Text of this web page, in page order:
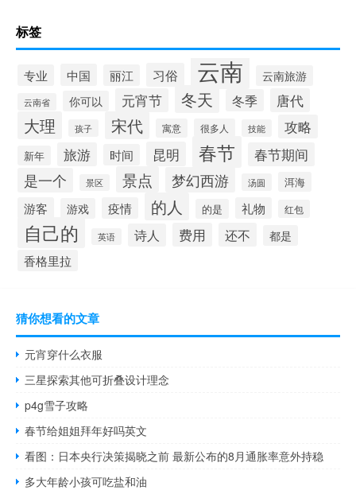
标签
专业 中国 丽江 习俗 云南 云南旅游
云南省 你可以 元宵节 冬天 冬季 唐代
大理 孩子 宋代 寓意 很多人 技能 攻略
新年 旅游 时间 昆明 春节 春节期间
是一个 景区 景点 梦幻西游 汤圆 洱海
游客 游戏 疫情 的人 的是 礼物 红包
自己的 英语 诗人 费用 还不 都是
香格里拉
猜你想看的文章
元宵穿什么衣服
三星探索其他可折叠设计理念
p4g雪子攻略
春节给姐姐拜年好吗英文
看图：日本央行决策揭晓之前 最新公布的8月通胀率意外持稳
多大年龄小孩可吃盐和油